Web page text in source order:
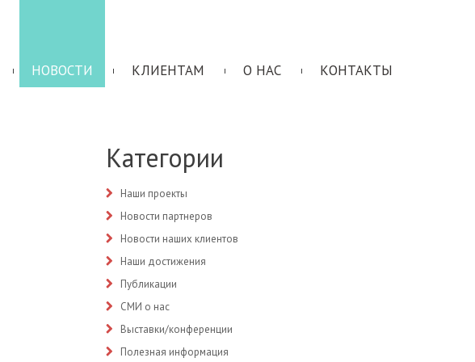
НОВОСТИ КЛИЕНТАМ О НАС КОНТАКТЫ
Категории
Наши проекты
Новости партнеров
Новости наших клиентов
Наши достижения
Публикации
СМИ о нас
Выставки/конференции
Полезная информация